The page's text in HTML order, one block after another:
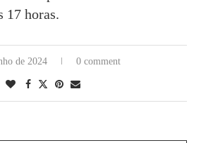
17 horas.
de 2024 0 comment